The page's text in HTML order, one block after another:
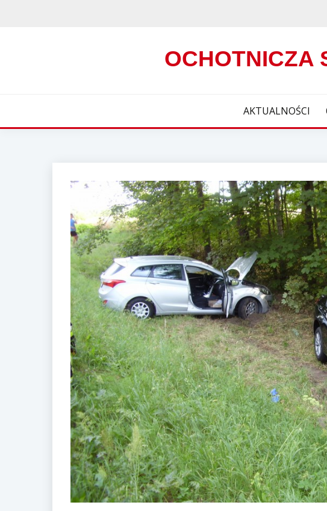
OCHOTNICZA
AKTUALNOŚCI